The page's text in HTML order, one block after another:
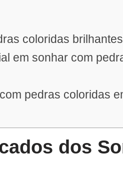
coloridas
em sonhar com
pedras coloridas
dos